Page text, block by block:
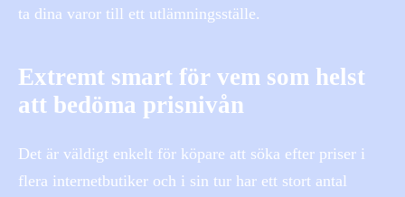
ta dina varor till ett utlämningsställe.
Extremt smart för vem som helst
att bedöma prisnivån
Det är väldigt enkelt för köpare att söka efter priser i
flera internetbutiker och i sin tur har ett stort antal